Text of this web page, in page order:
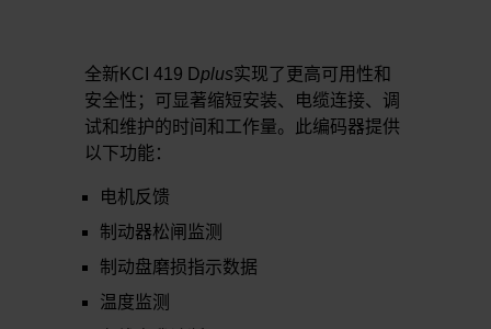
全新KCI 419 Dplus实现了更高可用性和
安全性；可显著缩短安装、电缆连接、调
试和维护的时间和工作量。此编码器提供
以下功能：
电机反馈
制动器松闸监测
制动盘磨损指示数据
温度监测